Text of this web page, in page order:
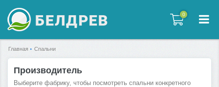
0
0
Главная Спальни
Производитель
Выберите фабрику, чтобы посмотреть спальни конкретного